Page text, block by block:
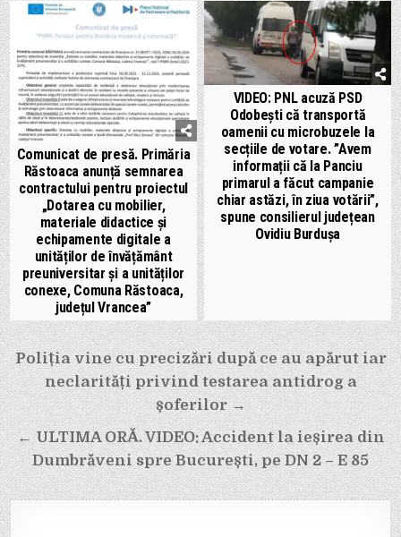
Comunicat de presă. Primăria
Răstoaca anunță semnarea
contractului pentru proiectul
„Dotarea cu mobilier,
materiale didactice și
echipamente digitale a
unităților de învățământ
preuniversitar și a unităților
conexe, Comuna Răstoaca,
județul Vrancea”
VIDEO: PNL acuză PSD
Odobești că transportă
oamenii cu microbuzele la
secțiile de votare. ”Avem
informații că la Panciu
primarul a făcut campanie
chiar astăzi, în ziua votării”,
spune consilierul județean
Ovidiu Burdușa
Navigare
în
articole
Poliția vine cu precizări după ce au apărut iar
neclarități privind testarea antidrog a
șoferilor →
← ULTIMA ORĂ. VIDEO: Accident la ieșirea din
Dumbrăveni spre București, pe DN 2 – E 85